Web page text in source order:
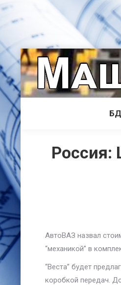
Россия:
АвтоВАЗ назвал
“механикой” в
“Веста” будет
коробкой передач.